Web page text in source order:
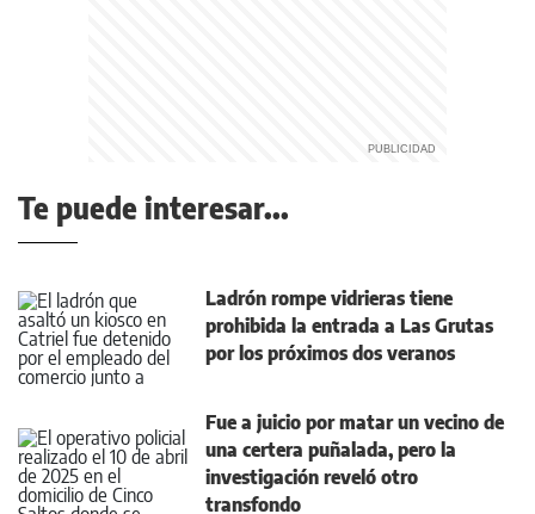
Te puede interesar...
Ladrón rompe vidrieras tiene
prohibida la entrada a Las Grutas
por los próximos dos veranos
Fue a juicio por matar un vecino de
una certera puñalada, pero la
investigación reveló otro
transfondo